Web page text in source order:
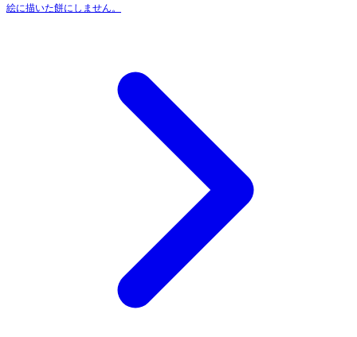
絵に描いた餅にしません。